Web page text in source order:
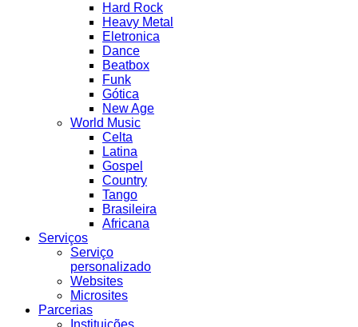
Hard Rock
Heavy Metal
Eletronica
Dance
Beatbox
Funk
Gótica
New Age
World Music
Celta
Latina
Gospel
Country
Tango
Brasileira
Africana
Serviços
Serviço
personalizado
Websites
Microsites
Parcerias
Instituições